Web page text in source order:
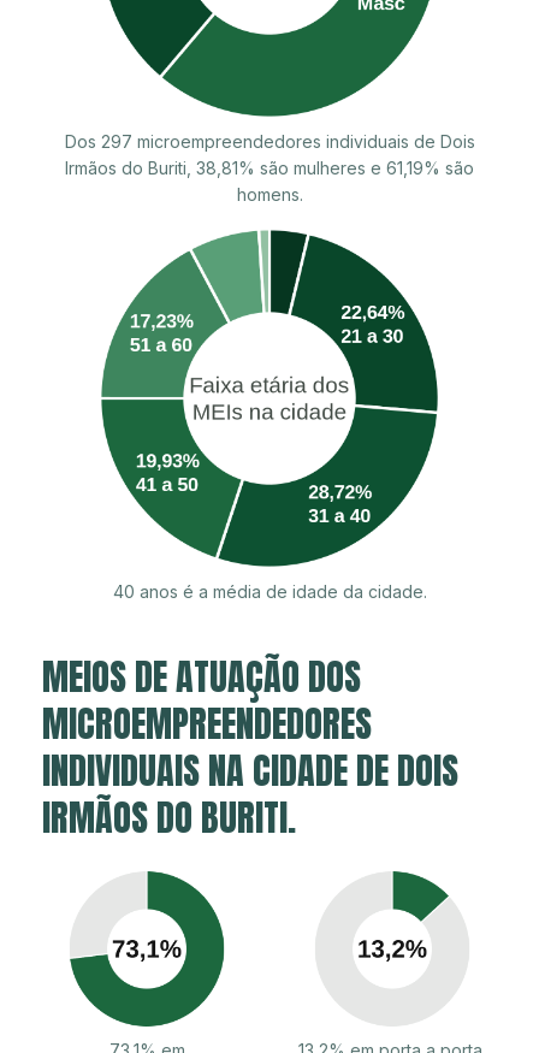
Dos 297 microempreendedores individuais de Dois
Irmãos do Buriti, 38,81% são mulheres e 61,19% são
homens.
40 anos é a média de idade da cidade.
MEIOS DE ATUAÇÃO DOS
MICROEMPREENDEDORES
INDIVIDUAIS NA CIDADE DE DOIS
IRMÃOS DO BURITI.